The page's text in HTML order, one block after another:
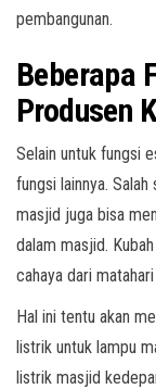
pembangunan.
Beberapa
Produsen
Selain untuk fungsi
fungsi lainnya.
masjid juga bisa
dalam masjid.
cahaya dari
Hal ini tentu akan
listrik untuk lampu
listrik masjid